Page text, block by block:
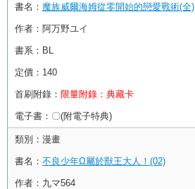
書名： 魔族威爾海姆從零開始的戀愛戰術(全)
作者： 阿万野ユイ
書系： BL
定價： 140
首刷附錄： 限量附錄：典藏卡
電子書： 〇(附電子特典)
類別： 漫畫
書名： 不良少年Ω屬於獸王大人！(02)
作者： 九マ564